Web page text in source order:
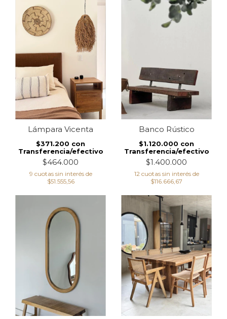
Lámpara Vicenta
$464.000
$371.200 con
Transferencia/efectivo
9 cuotas sin interés de
$51.555,56
Banco Rústico
$1.400.000
$1.120.000 con
Transferencia/efectivo
12 cuotas sin interés de
$116.666,67